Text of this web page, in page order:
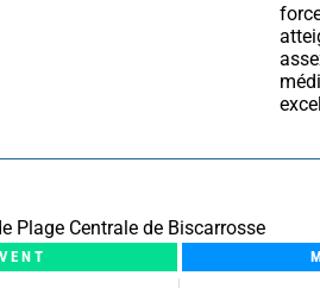
Plage Centrale de Biscarrosse
VENT